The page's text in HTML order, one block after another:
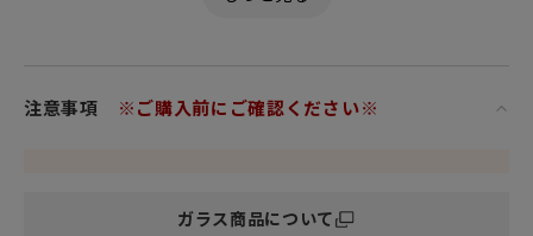
注意事項 ※ご購入前にご確認ください※
ガラス商品について